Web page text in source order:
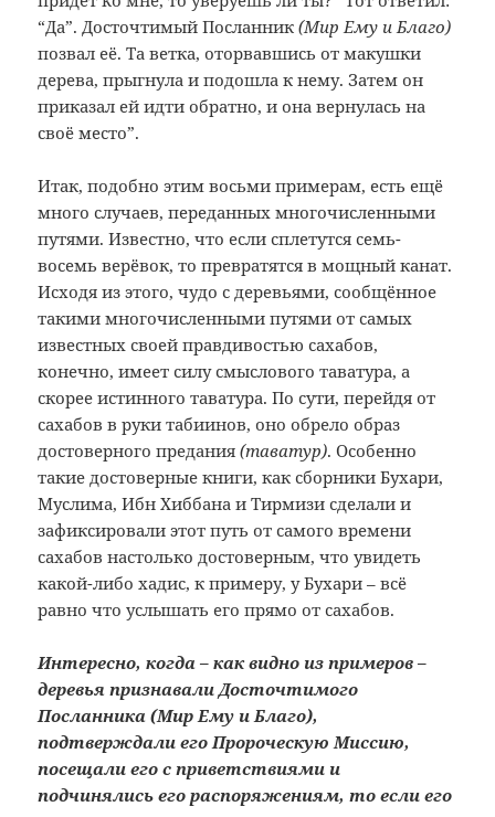
“Да”. Досточтимый Посланник(Мир Ему и Благо)
позвал её. Та ветка, оторвавшись от макушки
дерева, прыгнула и подошла к нему. Затем он
приказал ей идти обратно, и она вернулась на
своё место”.
Итак, подобно этим восьми примерам, есть ещё
много случаев, переданных многочисленными
путями. Известно, что если сплетутся семь-
восемь верёвок, то превратятся в мощный канат.
Исходя из этого, чудо с деревьями, сообщённое
такими многочисленными путями от самых
известных своей правдивостью сахабов,
конечно, имеет силу смыслового таватура, а
скорее истинного таватура. По сути, перейдя от
сахабов в руки табиинов, оно обрело образ
достоверного предания(таватур). Особенно
такие достоверные книги, как сборники Бухари,
Муслима, Ибн Хиббана и Тирмизи сделали и
зафиксировали этот путь от самого времени
сахабов настолько достоверным, что увидеть
какой-либо хадис, к примеру, у Бухари – всё
равно что услышать его прямо от сахабов.
Интересно, когда – как видно из примеров –
деревья признавали Досточтимого
Посланника (Мир Ему и Благо),
подтверждали его Пророческую Миссию,
посещали его с приветствиями и
подчинялись его распоряжениям, то если его